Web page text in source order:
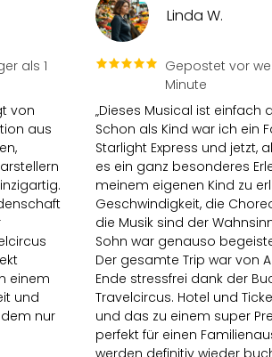
als 1
von
aus
einem
und
nur
Linda W.
Gepostet vor
Minute
„Dieses Musical ist einfach
Schon als Kind war ich ein
Starlight Express und jetzt,
es ein ganz besonderes
meinem eigenen Kind zu
Geschwindigkeit, die
die Musik sind der
Sohn war genauso
Der gesamte Trip war von
Ende stressfrei dank der
Travelcircus. Hotel und
und das zu einem super
perfekt für einen
werden definitiv wieder